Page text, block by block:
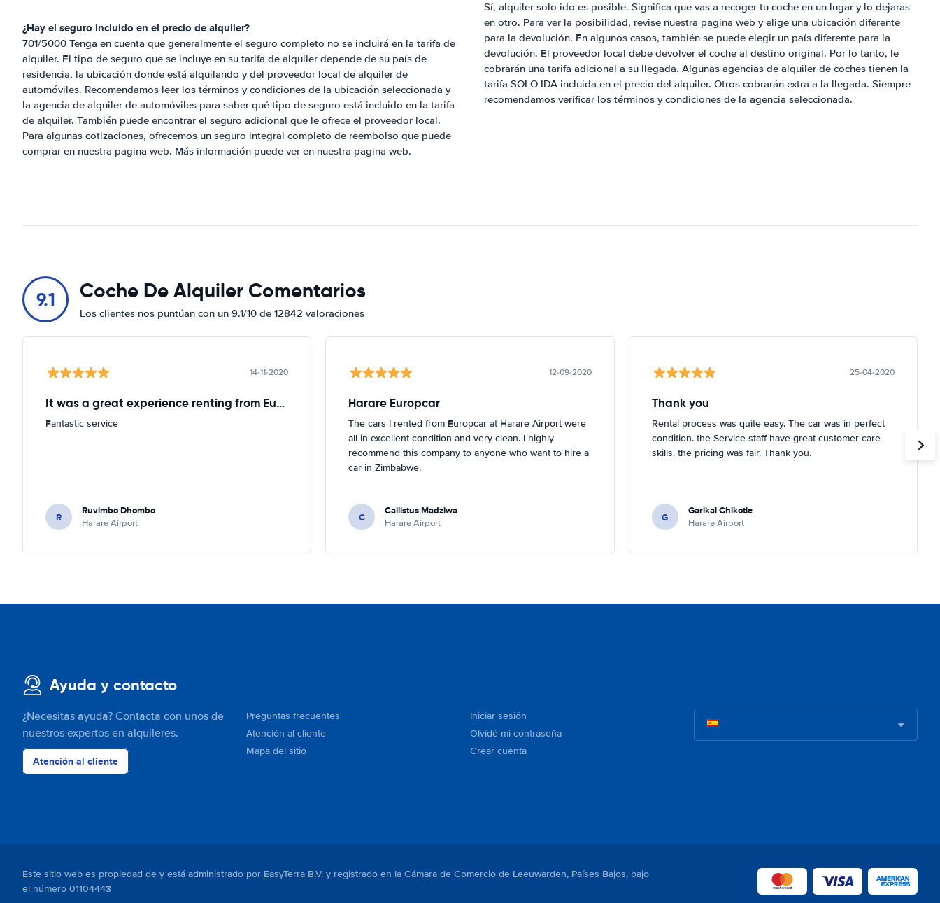
¿Hay el seguro incluido en el precio de alquiler?
701/5000 Tenga en cuenta que generalmente el seguro completo no se incluirá en la tarifa de
alquiler. El tipo de seguro que se incluye en su tarifa de alquiler depende de su país de
residencia, la ubicación donde está alquilando y del proveedor local de alquiler de
automóviles. Recomendamos leer los términos y condiciones de la ubicación seleccionada y
la agencia de alquiler de automóviles para saber qué tipo de seguro está incluido en la tarifa
de alquiler. También puede encontrar el seguro adicional que le ofrece el proveedor local.
Para algunas cotizaciones, ofrecemos un seguro integral completo de reembolso que puede
comprar en nuestra pagina web. Más información puede ver en nuestra pagina web.
Sí, alquiler solo ido es posible. Significa que vas a recoger tu coche en un lugar y lo dejaras
en otro. Para ver la posibilidad, revise nuestra pagina web y elige una ubicación diferente
para la devolución. En algunos casos, también se puede elegir un país diferente para la
devolución. El proveedor local debe devolver el coche al destino original. Por lo tanto, le
cobrarán una tarifa adicional a su llegada. Algunas agencias de alquiler de coches tienen la
tarifa SOLO IDA incluida en el precio del alquiler. Otros cobrarán extra a la llegada. Siempre
recomendamos verificar los términos y condiciones de la agencia seleccionada.
9.1 Coche De Alquiler Comentarios
Los clientes nos puntúan con un 9.1/10 de 12842 valoraciones
14-11-2020
It was a great experience renting from Europcar
Fantastic service
R Ruvimbo Dhombo
Harare Airport
12-09-2020
Harare Europcar
The cars I rented from Europcar at Harare Airport were
all in excellent condition and very clean. I highly
recommend this company to anyone who want to hire a
car in Zimbabwe.
C Callistus Madziwa
Harare Airport
25-04-2020
Thank you
Rental process was quite easy. The car was in perfect
condition. the Service staff have great customer care
skills. the pricing was fair. Thank you.
G Garikai Chikotie
Harare Airport
Ayuda y contacto
¿Necesitas ayuda? Contacta con unos de
nuestros expertos en alquileres.
Atención al cliente
Preguntas frecuentes
Atención al cliente
Mapa del sitio
Iniciar sesión
Olvidé mi contraseña
Crear cuenta
Este sitio web es propiedad de y está administrado por EasyTerra B.V. y registrado en la Cámara de Comercio de Leeuwarden, Países Bajos, bajo
el número 01104443